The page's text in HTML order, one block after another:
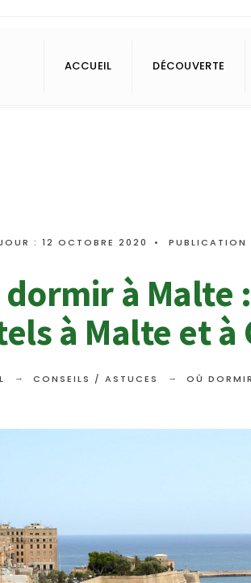
ACCUEIL DÉCOUVERTE
: 12 OCTOBRE 2020 •
dormir à Malte
à Malte et à
CONSEILS / ASTUCES
OÙ